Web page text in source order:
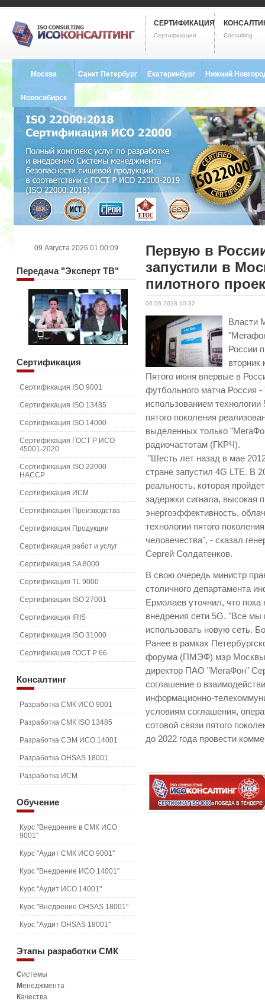
СЕРТИФИКАЦИЯ
Сертификация Consulting
Москва Санкт Петербург
8 (812) 748-2493
Екатеринбург
8 (343) 237-2593
Нижний
Новосибирск
8 (383) 227-8449
Первую в
запустили в
пилотного
06.06.2018 10:32
Власти
России
Пятого июня впервые в
футбольного матча Россия
использованием
пятого поколения
выделенных только
радиочастотам (ГКРЧ).
"Шесть лет назад в мае
стране запустил 4G LTE. В
реальность, которая
задержки сигнала, высокая
энергоэффективность,
технологии пятого
человечества", - сказал
Сергей Солдатенков.
В свою очередь министр
столичного департамента
Ермолаев уточнил, что пока
внедрения сети 5G. "Все мы
использовать новую сеть.
Ранее в рамках
форума (ПМЭФ) мэр Москвы
директор ПАО "МегаФон"
соглашение о
информационно-
условиям соглашения,
сотовой связи пятого
до 2022 года провести
09 Августа 2026 01:00:09
Передача"Эксперт ТВ"
Сертификация
Сертификация ISO 9001
Сертификация ISO 13485
Сертификация ISO 14000
Сертификация ГОСТ Р ИСО
45001-2020
Сертификация ISO 22000
HACCP
Сертификация ИСМ
Сертификация Производства
Сертификация Продукции
Сертификация работ и услуг
Сертификация SA 8000
Сертификация TL 9000
Сертификация ISO 27001
Сертификация IRIS
Сертификация ISO 31000
Сертификация ГОСТ Р 66
Консалтинг
Разработка СМК ИСО 9001
Разработка СМК ISO 13485
Разработка СЭМ ИСО 14001
Разработка OHSAS 18001
Разработка ИСМ
Обучение
Курс "Внедрение в СМК ИСО
9001"
Курс "Аудит СМК ИСО 9001"
Курс "Внедрение ИСО 14001"
Курс "Аудит ИСО 14001"
Курс "Внедрение OHSAS 18001"
Курс "Аудит OHSAS 18001"
Этапы разработки СМК
Системы
Менеджмента
Качества